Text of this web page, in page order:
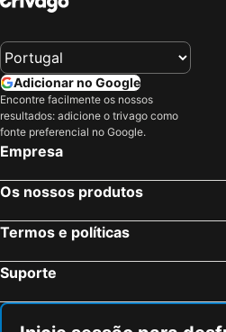
Adicionar no Google
Encontre facilmente os nossos
resultados: adicione o trivago como
fonte preferencial no Google.
Empresa
Os nossos produtos
Termos e políticas
Suporte